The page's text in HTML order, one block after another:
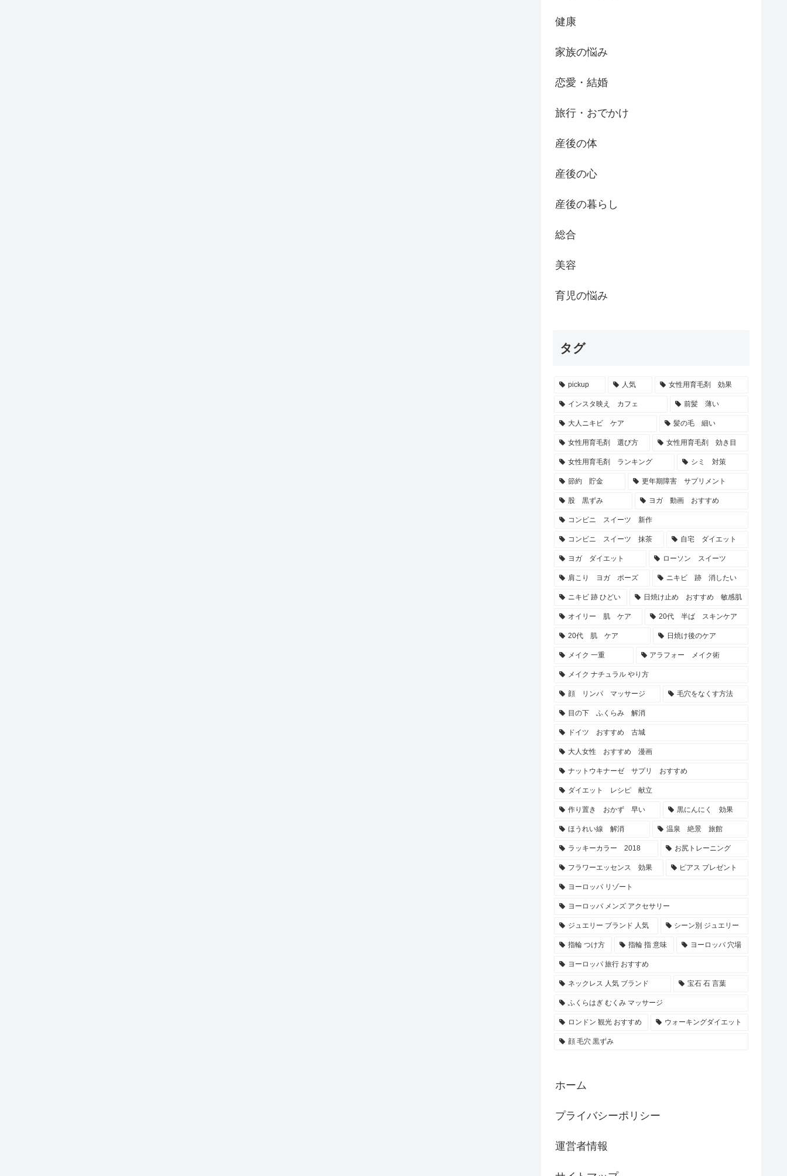
健康
家族の悩み
恋愛・結婚
旅行・おでかけ
産後の体
産後の心
産後の暮らし
総合
美容
育児の悩み
タグ
pickup 人気 女性用育毛剤 効果
インスタ映え カフェ 前髪 薄い
大人ニキビ ケア 髪の毛 細い
女性用育毛剤 選び方 女性用育毛剤 効き目
女性用育毛剤 ランキング シミ 対策
節約 貯金 更年期障害 サプリメント
股 黒ずみ ヨガ 動画 おすすめ
コンビニ スイーツ 新作
コンビニ スイーツ 抹茶 自宅 ダイエット
ヨガ ダイエット ローソン スイーツ
肩こり ヨガ ポーズ ニキビ 跡 消したい
ニキビ 跡 ひどい 日焼け止め おすすめ 敏感肌
オイリー 肌 ケア 20代 半ば スキンケア
20代 肌 ケア 日焼け後のケア
メイク 一重 アラフォー メイク術
メイク ナチュラル やり方
顔 リンパ マッサージ 毛穴をなくす方法
目の下 ふくらみ 解消
ドイツ おすすめ 古城
大人女性 おすすめ 漫画
ナットウキナーゼ サプリ おすすめ
ダイエット レシピ 献立
作り置き おかず 早い 黒にんにく 効果
ほうれい線 解消 温泉 絶景 旅館
ラッキーカラー 2018 お尻トレーニング
フラワーエッセンス 効果 ピアス プレゼント
ヨーロッパ リゾート
ヨーロッパ メンズ アクセサリー
ジュエリー ブランド 人気 シーン別 ジュエリー
指輪 つけ方 指輪 指 意味 ヨーロッパ 穴場
ヨーロッパ 旅行 おすすめ
ネックレス 人気 ブランド 宝石 石 言葉
ふくらはぎ むくみ マッサージ
ロンドン 観光 おすすめ ウォーキングダイエット
顔 毛穴 黒ずみ
ホーム
プライバシーポリシー
運営者情報